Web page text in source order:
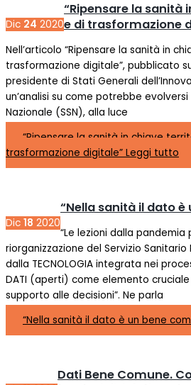
Dic 24 2020
“Ripensare la sanità
e di trasformazione
Nell’articolo “Ripensare la sanità in
trasformazione digitale”, pubblicato su
presidente di Stati Generali
un’analisi su come potrebbe evolversi
Nazionale (SSN), alla luce
“Ripensare la sanità in chiave
trasformazione digitale” Leggi tutto
Dic 18 2020
“Nella sanità il dato
“Le lezioni dalla pandemia
riorganizzazione del Servizio
dalla TECNOLOGIA integrata nei
DATI (aperti) come elemento
supporto alle decisioni”. Ne parla
“Nella sanità il dato è un bene
Dati Bene Comune.